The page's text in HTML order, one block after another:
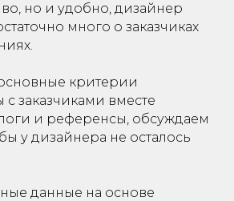
но и удобно, дизайнер
много о заказчиках
критерии
заказчиками вместе
и референсы, обсуждаем
у дизайнера не осталось
данные на основе